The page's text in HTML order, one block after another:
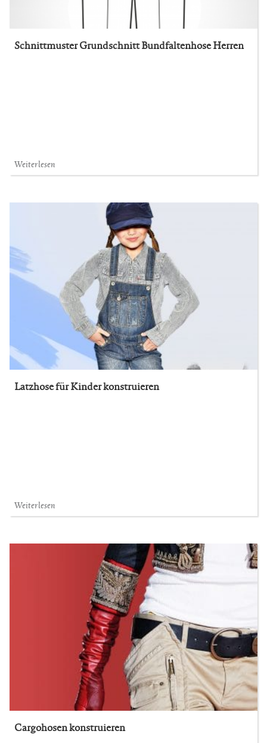
Schnittmuster Grundschnitt Bundfaltenhose Herren
Weiterlesen
Latzhose für Kinder konstruieren
Weiterlesen
Cargohosen konstruieren